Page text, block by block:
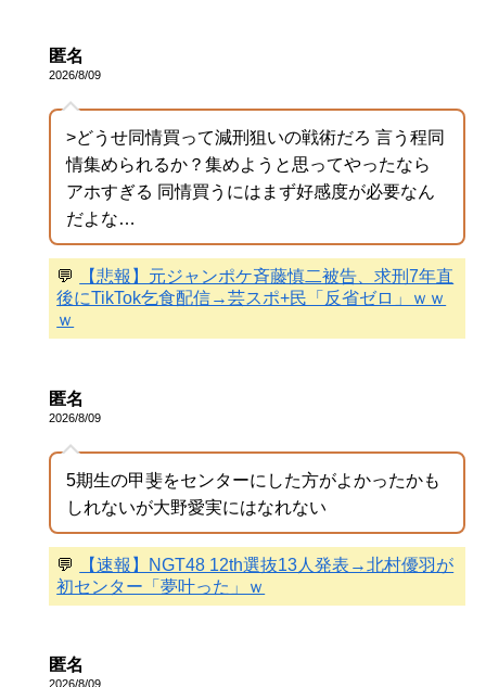
匿名
2026/8/09
>どうせ同情買って減刑狙いの戦術だろ 言う程同
情集められるか？集めようと思ってやったなら
アホすぎる 同情買うにはまず好感度が必要なん
だよな…
💬
【悲報】元ジャンポケ斉藤慎二被告、求刑7年直
後にTikTok乞食配信→芸スポ+民「反省ゼロ」ｗｗ
ｗ
匿名
2026/8/09
5期生の甲斐をセンターにした方がよかったかも
しれないが大野愛実にはなれない
💬
【速報】NGT48 12th選抜13人発表→北村優羽が
初センター「夢叶った」ｗ
匿名
2026/8/09